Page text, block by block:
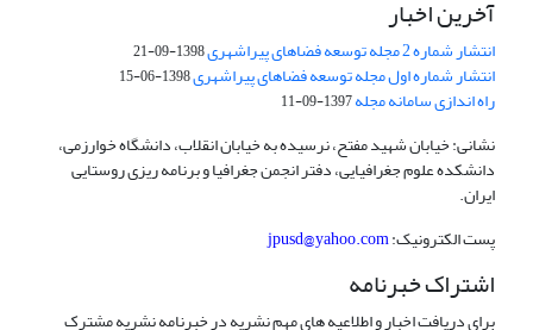
آخرین اخبار
انتشار شماره 2 مجله توسعه فضاهای پیراشهری 1398-09-21
انتشار شماره اول مجله توسعه فضاهای پیراشهری1398-06-15
راه اندازی سامانه مجله1397-09-11
نشانی: خیابان شهید مفتح، نرسیده به خیابان انقلاب، دانشگاه خوارزمی،
دانشکده علوم جغرافیایی، دفتر انجمن جغرافیا و برنامه ریزی روستایی
ایران.
پست الکترونیک:jpusd@yahoo.com
اشتراک خبرنامه
برای دریافت اخبار و اطلاعیه های مهم نشریه در خبرنامه نشریه مشترک